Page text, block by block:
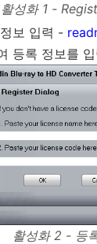
활성화 1 -
보 입력 -
등록 정보를
활성화 2 - 등